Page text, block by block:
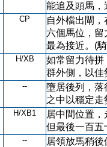
能追及頭馬，
CP
自外檔出閘
六個馬位，
最為接近。(
H/XB
如常留力待拼
群外側，以佳
--
墮居後列，落
之中以穩定
H/XB1
居中間位置
但最後一百五
--
居領放馬稍